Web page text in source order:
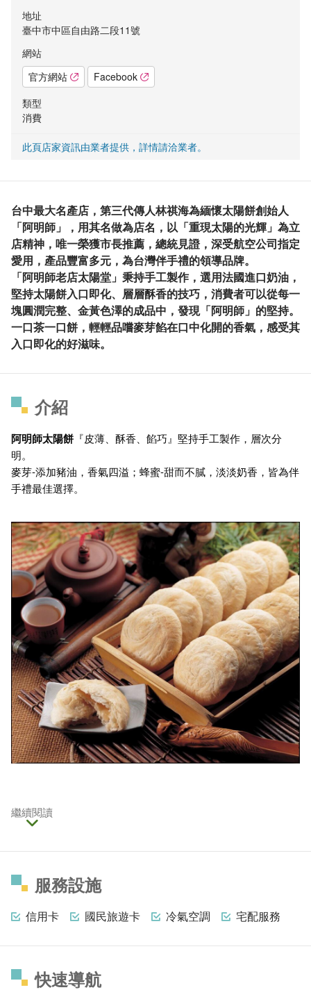
地址
臺中市中區自由路二段11號
網站
官方網站
Facebook
類型
消費
此頁店家資訊由業者提供，詳情請洽業者。
台中最大名產店，第三代傳人林祺海為緬懷太陽餅創始人
「阿明師」，用其名做為店名，以「重現太陽的光輝」為立
店精神，唯一榮獲市長推薦，總統見證，深受航空公司指定
愛用，產品豐富多元，為台灣伴手禮的領導品牌。
「阿明師老店太陽堂」秉持手工製作，選用法國進口奶油，
堅持太陽餅入口即化、層層酥香的技巧，消費者可以從每一
塊圓潤完整、金黃色澤的成品中，發現「阿明師」的堅持。
一口茶一口餅，輕輕品嚐麥芽餡在口中化開的香氣，感受其
入口即化的好滋味。
介紹
阿明師太陽餅 『皮薄、酥香、餡巧』堅持手工製作，層次分
明。
麥芽-添加豬油，香氣四溢；蜂蜜-甜而不膩，淡淡奶香，皆為伴
手禮最佳選擇。
繼續閱讀
服務設施
信用卡 國民旅遊卡 冷氣空調 宅配服務
快速導航